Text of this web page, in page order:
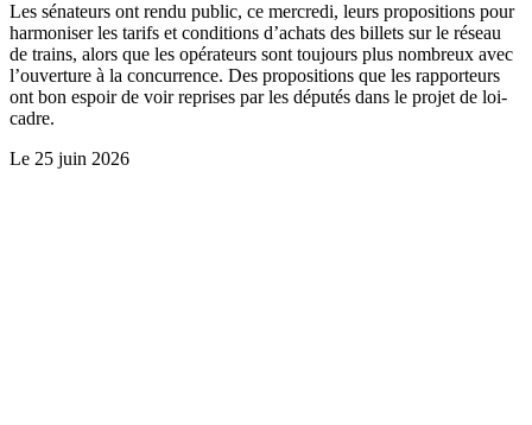
Les sénateurs ont rendu public, ce mercredi, leurs propositions pour
harmoniser les tarifs et conditions d’achats des billets sur le réseau
de trains, alors que les opérateurs sont toujours plus nombreux avec
l’ouverture à la concurrence. Des propositions que les rapporteurs
ont bon espoir de voir reprises par les députés dans le projet de loi-
cadre.
Le 25 juin 2026